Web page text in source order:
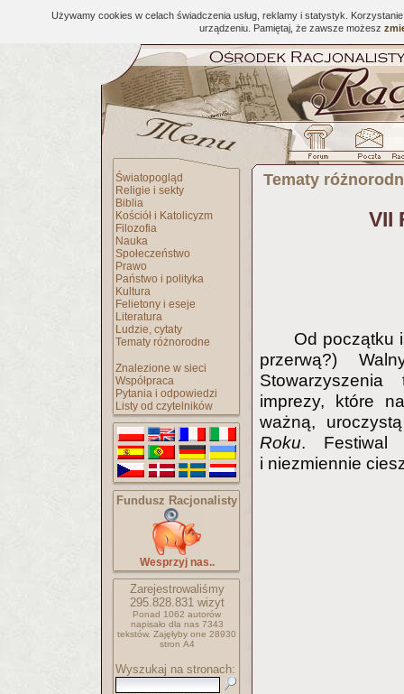
Używamy cookies w celach świadczenia usług, reklamy i statystyk.
urządzeniu. Pamiętaj, że zawsze możesz
Światopogląd
Religie i sekty
Biblia
Kościół i Katolicyzm
Filozofia
Nauka
Społeczeństwo
Prawo
Państwo i polityka
Kultura
Felietony i eseje
Literatura
Ludzie, cytaty
Tematy różnorodne
Znalezione w sieci
Współpraca
Pytania i odpowiedzi
Listy od czytelników
Fundusz Racjonalisty
Wesprzyj nas..
Zarejestrowaliśmy
295.828.831wizyt
Ponad 1062 autorów
napisało dla nas 7343
tekstów. Zajęłyby one 28930
stron A4
Wyszukaj na stronach:
Tematy
VII
Od początku
przerwą?)
Stowarzyszenia
imprezy, które
ważną,
Roku. Festiwal
i niezmiennie